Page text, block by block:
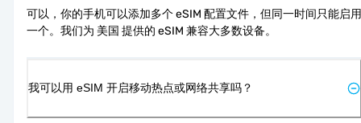
可以，你的手机可以添加多个 eSIM 配置文件，但同一时间只能启用
一个。我们为 美国 提供的 eSIM 兼容大多数设备。
我可以用 eSIM 开启移动热点或网络共享吗？